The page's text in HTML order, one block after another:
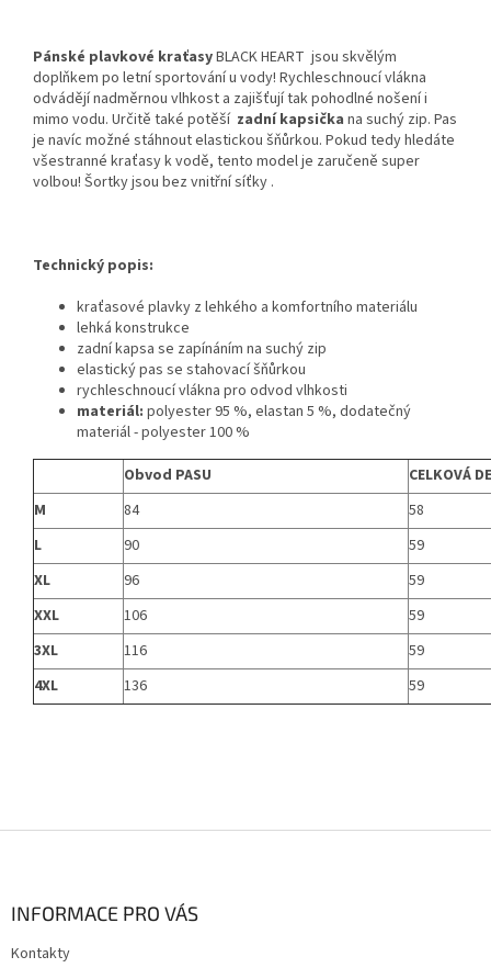
Pánské plavkové kraťasyBLACK HEART jsou skvělým
doplňkem po letní sportování u vody! Rychleschnoucí vlákna
odvádějí nadměrnou vlhkost a zajišťují tak pohodlné nošení i
mimo vodu. Určitě také potěší zadní kapsička na suchý zip. Pas
je navíc možné stáhnout elastickou šňůrkou. Pokud tedy hledáte
všestranné kraťasy k vodě, tento model je zaručeně super
volbou! Šortky jsou bez vnitřní síťky .
Technický popis:
kraťasové plavky z lehkého a komfortního materiálu
lehká konstrukce
zadní kapsa se zapínáním na suchý zip
elastický pas se stahovací šňůrkou
rychleschnoucí vlákna pro odvod vlhkosti
materiál: polyester 95 %, elastan 5 %, dodatečný
materiál - polyester 100 %
Obvod PASU
CELKOVÁ
M
84
58
L
90
59
XL
96
59
XXL
106
59
3XL
116
59
4XL
136 59
INFORMACE PRO VÁS
Kontakty